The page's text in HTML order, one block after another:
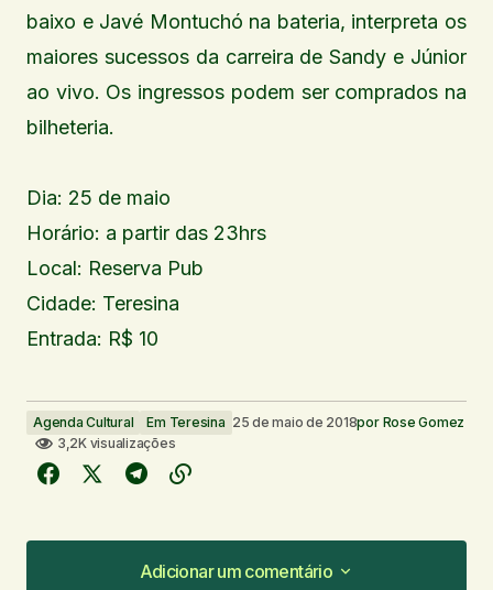
baixo e Javé Montuchó na bateria, interpreta os
maiores sucessos da carreira de Sandy e Júnior
ao vivo. Os ingressos podem ser comprados na
bilheteria.
Dia: 25 de maio
Horário: a partir das 23hrs
Local: Reserva Pub
Cidade: Teresina
Entrada: R$ 10
Agenda Cultural Em Teresina 25 de maio de 2018por Rose Gomez
3,2K visualizações
Adicionar um comentário